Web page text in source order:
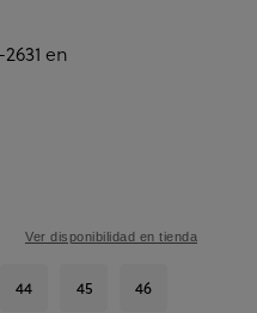
en
44 45 46
Ver disponibilidad en tienda